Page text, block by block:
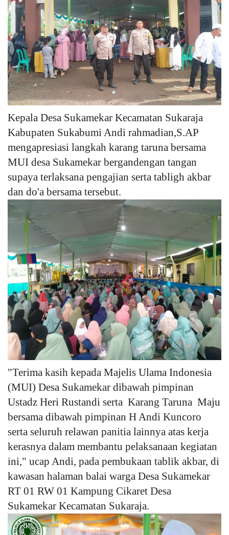
Kepala Desa Sukamekar Kecamatan Sukaraja
Kabupaten Sukabumi Andi rahmadian,S.AP
mengapresiasi langkah karang taruna bersama
MUI desa Sukamekar bergandengan tangan
supaya terlaksana pengajian serta tabligh akbar
dan do'a bersama tersebut.
"Terima kasih kepada Majelis Ulama Indonesia
(MUI) Desa Sukamekar dibawah pimpinan
Ustadz Heri Rustandi serta Karang Taruna Maju
bersama dibawah pimpinan H Andi Kuncoro
serta seluruh relawan panitia lainnya atas kerja
kerasnya dalam membantu pelaksanaan kegiatan
ini," ucap Andi, pada pembukaan tablik akbar, di
kawasan halaman balai warga Desa Sukamekar
RT 01 RW 01 Kampung Cikaret Desa
Sukamekar Kecamatan Sukaraja.